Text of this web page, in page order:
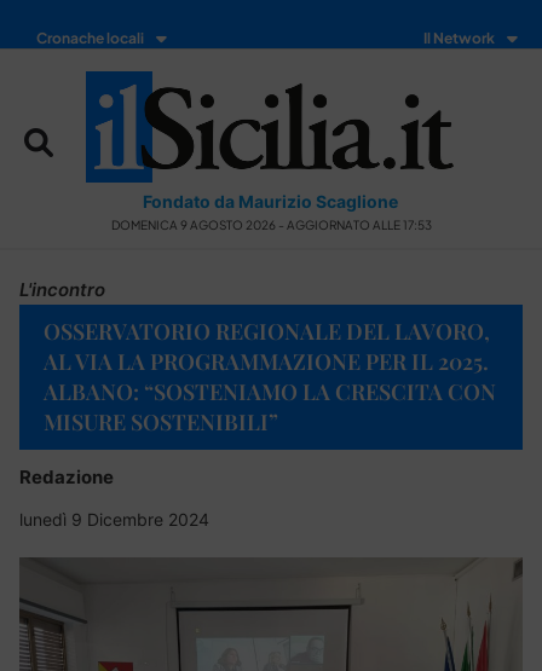
Cronache locali Il Network
Fondato da Maurizio Scaglione
DOMENICA 9 AGOSTO 2026 - AGGIORNATO ALLE 17:53
L'incontro
OSSERVATORIO REGIONALE DEL LAVORO,
AL VIA LA PROGRAMMAZIONE PER IL 2025.
ALBANO: “SOSTENIAMO LA CRESCITA CON
MISURE SOSTENIBILI”
Redazione
lunedì 9 Dicembre 2024